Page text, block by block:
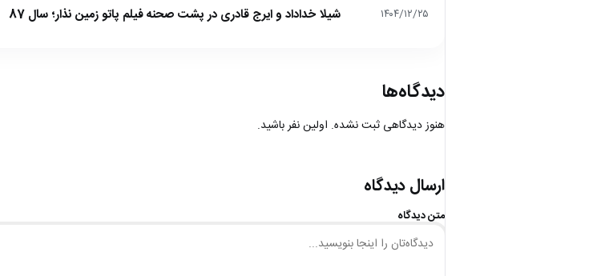
۱۴۰۴/۱۲/۲۵ شیلا خداداد و ایرج قادری در پشت صحنه فیلم پاتو زمین نذار؛ سال 87
دیدگاه‌ها
هنوز دیدگاهی ثبت نشده. اولین نفر باشید.
ارسال دیدگاه
متن دیدگاه